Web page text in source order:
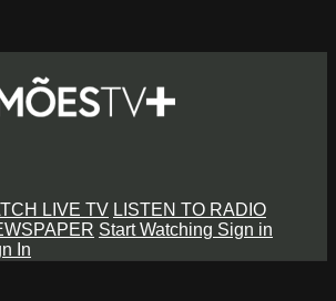
LIVE TV LISTEN TO RADIO
Start Watching Sign in
In